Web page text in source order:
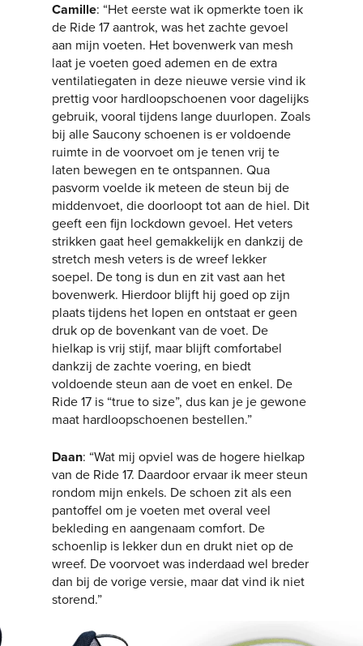
Camille: “Het eerste wat ik opmerkte toen ik
de Ride 17 aantrok, was het zachte gevoel
aan mijn voeten. Het bovenwerk van mesh
laat je voeten goed ademen en de extra
ventilatiegaten in deze nieuwe versie vind ik
prettig voor hardloopschoenen voor dagelijks
gebruik, vooral tijdens lange duurlopen. Zoals
bij alle Saucony schoenen is er voldoende
ruimte in de voorvoet om je tenen vrij te
laten bewegen en te ontspannen. Qua
pasvorm voelde ik meteen de steun bij de
middenvoet, die doorloopt tot aan de hiel. Dit
geeft een fijn lockdown gevoel. Het veters
strikken gaat heel gemakkelijk en dankzij de
stretch mesh veters is de wreef lekker
soepel. De tong is dun en zit vast aan het
bovenwerk. Hierdoor blijft hij goed op zijn
plaats tijdens het lopen en ontstaat er geen
druk op de bovenkant van de voet. De
hielkap is vrij stijf, maar blijft comfortabel
dankzij de zachte voering, en biedt
voldoende steun aan de voet en enkel. De
Ride 17 is “true to size”, dus kan je je gewone
maat hardloopschoenen bestellen.”
Daan: “Wat mij opviel was de hogere hielkap
van de Ride 17. Daardoor ervaar ik meer steun
rondom mijn enkels. De schoen zit als een
pantoffel om je voeten met overal veel
bekleding en aangenaam comfort. De
schoenlip is lekker dun en drukt niet op de
wreef. De voorvoet was inderdaad wel breder
dan bij de vorige versie, maar dat vind ik niet
storend.”